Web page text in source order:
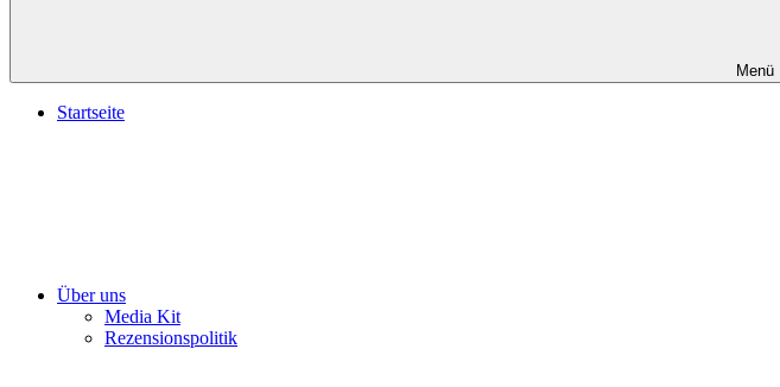
Menü
Startseite
Über uns
Media Kit
Rezensionspolitik